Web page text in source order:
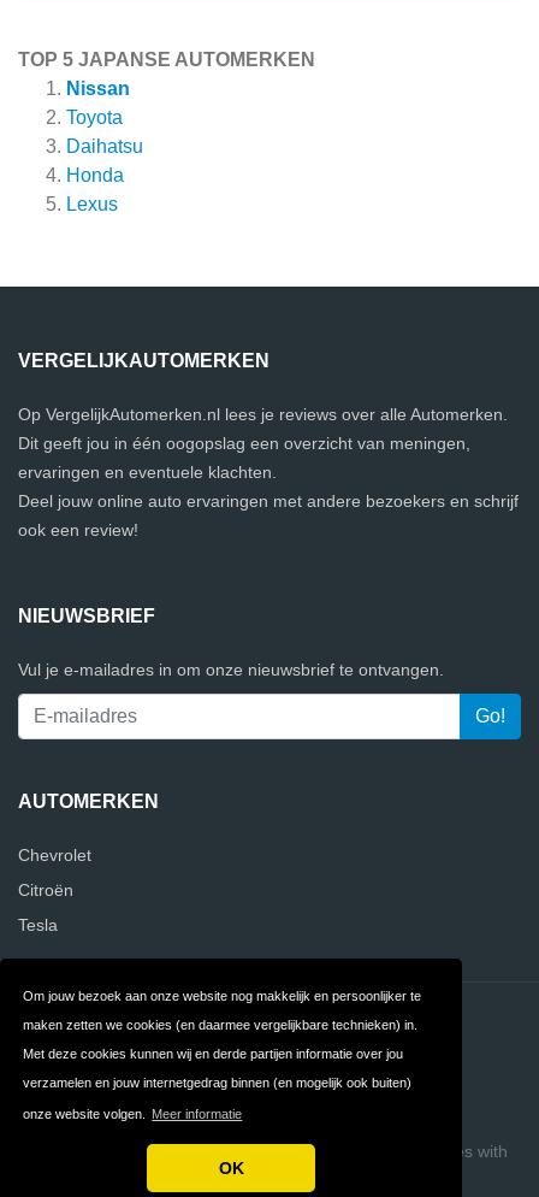
Om jouw bezoek aan onze website nog makkelijk en persoonlijker te
maken zetten we cookies (en daarmee vergelijkbare technieken) in.
Met deze cookies kunnen wij en derde partijen informatie over jou
verzamelen en jouw internetgedrag binnen (en mogelijk ook buiten)
onze website volgen. Meer informatie
OK
TOP 5 JAPANSE AUTOMERKEN
Nissan
Toyota
Daihatsu
Honda
Lexus
VERGELIJKAUTOMERKEN
Op VergelijkAutomerken.nl lees je reviews over alle Automerken.
Dit geeft jou in één oogopslag een overzicht van meningen,
ervaringen en eventuele klachten.
Deel jouw online auto ervaringen met andere bezoekers en schrijf
ook een review!
NIEUWSBRIEF
Vul je e-mailadres in om onze nieuwsbrief te ontvangen.
AUTOMERKEN
Chevrolet
Citroën
Tesla
Contact Privacy
Algemene FAQ
Copyright © 2026 VergelijkAutomerken
Build review sites with
ReviewTycoon